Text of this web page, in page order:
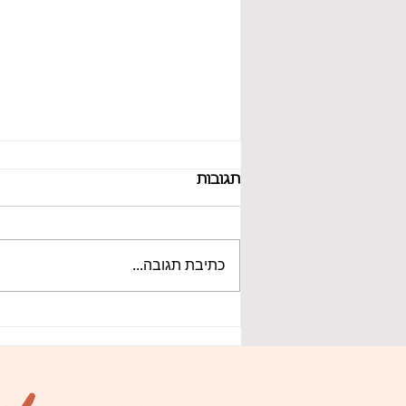
בחברה באמצעות ישיבות
תגובות
כתיבת תגובה...